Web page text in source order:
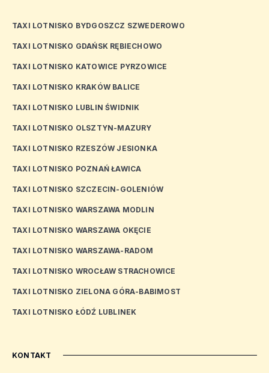
TAXI LOTNISKO BYDGOSZCZ SZWEDEROWO
TAXI LOTNISKO GDAŃSK RĘBIECHOWO
TAXI LOTNISKO KATOWICE PYRZOWICE
TAXI LOTNISKO KRAKÓW BALICE
TAXI LOTNISKO LUBLIN ŚWIDNIK
TAXI LOTNISKO OLSZTYN-MAZURY
TAXI LOTNISKO RZESZÓW JESIONKA
TAXI LOTNISKO POZNAŃ ŁAWICA
TAXI LOTNISKO SZCZECIN-GOLENIÓW
TAXI LOTNISKO WARSZAWA MODLIN
TAXI LOTNISKO WARSZAWA OKĘCIE
TAXI LOTNISKO WARSZAWA-RADOM
TAXI LOTNISKO WROCŁAW STRACHOWICE
TAXI LOTNISKO ZIELONA GÓRA-BABIMOST
TAXI LOTNISKO ŁÓDŹ LUBLINEK
KONTAKT